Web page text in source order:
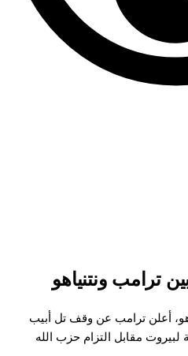
ترامب ونتنياهو
أعلن ترامب عن وقف تل أبيب
لبيروت مقابل التزام حزب الله